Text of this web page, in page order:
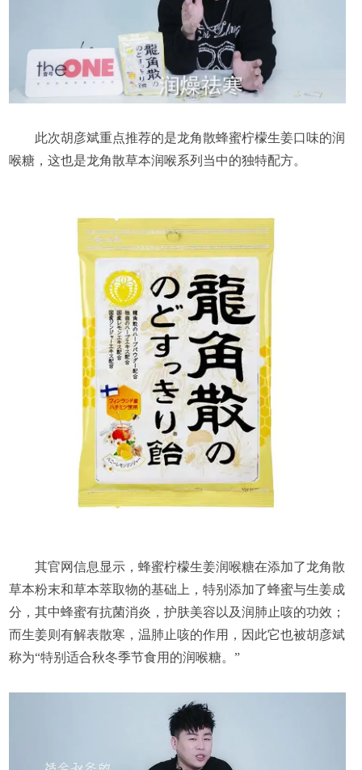
此次胡彦斌重点推荐的是龙角散蜂蜜柠檬生姜口味的润
喉糖，这也是龙角散草本润喉系列当中的独特配方。
其官网信息显示，蜂蜜柠檬生姜润喉糖在添加了龙角散
草本粉末和草本萃取物的基础上，特别添加了蜂蜜与生姜成
分，其中蜂蜜有抗菌消炎，护肤美容以及润肺止咳的功效；
而生姜则有解表散寒，温肺止咳的作用，因此它也被胡彦斌
称为“特别适合秋冬季节食用的润喉糖。”